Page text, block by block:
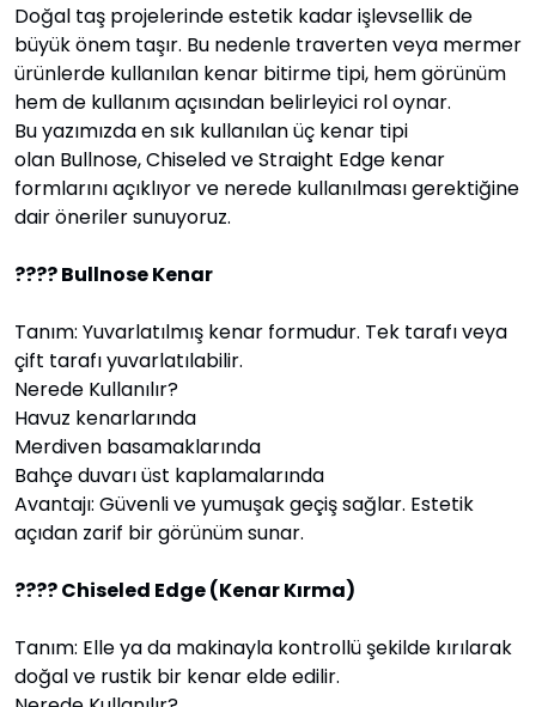
Doğal taş projelerinde estetik kadar işlevsellik de
büyük önem taşır. Bu nedenle traverten veya mermer
ürünlerde kullanılan kenar bitirme tipi, hem görünüm
hem de kullanım açısından belirleyici rol oynar.
Bu yazımızda en sık kullanılan üç kenar tipi
olan Bullnose, Chiseled ve Straight Edge kenar
formlarını açıklıyor ve nerede kullanılması gerektiğine
dair öneriler sunuyoruz.
???? Bullnose Kenar
Tanım: Yuvarlatılmış kenar formudur. Tek tarafı veya
çift tarafı yuvarlatılabilir.
Nerede Kullanılır?
Havuz kenarlarında
Merdiven basamaklarında
Bahçe duvarı üst kaplamalarında
Avantajı: Güvenli ve yumuşak geçiş sağlar. Estetik
açıdan zarif bir görünüm sunar.
???? Chiseled Edge (Kenar Kırma)
Tanım: Elle ya da makinayla kontrollü şekilde kırılarak
doğal ve rustik bir kenar elde edilir.